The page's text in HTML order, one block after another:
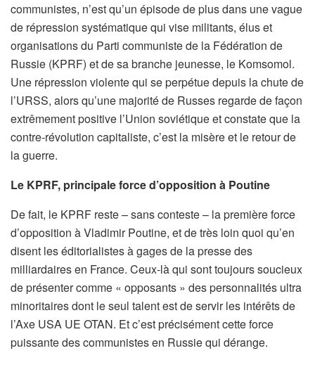
communistes, n’est qu’un épisode de plus dans une vague
de répression systématique qui vise militants, élus et
organisations du Parti communiste de la Fédération de
Russie (KPRF) et de sa branche jeunesse, le Komsomol.
Une répression violente qui se perpétue depuis la chute de
l’URSS, alors qu’une majorité de Russes regarde de façon
extrêmement positive l’Union soviétique et constate que la
contre-révolution capitaliste, c’est la misère et le retour de
la guerre.
Le KPRF, principale force d’opposition à Poutine
De fait, le KPRF reste – sans conteste – la première force
d’opposition à Vladimir Poutine, et de très loin quoi qu’en
disent les éditorialistes à gages de la presse des
milliardaires en France. Ceux-là qui sont toujours soucieux
de présenter comme « opposants » des personnalités ultra
minoritaires dont le seul talent est de servir les intérêts de
l’Axe USA UE OTAN. Et c’est précisément cette force
puissante des communistes en Russie qui dérange.